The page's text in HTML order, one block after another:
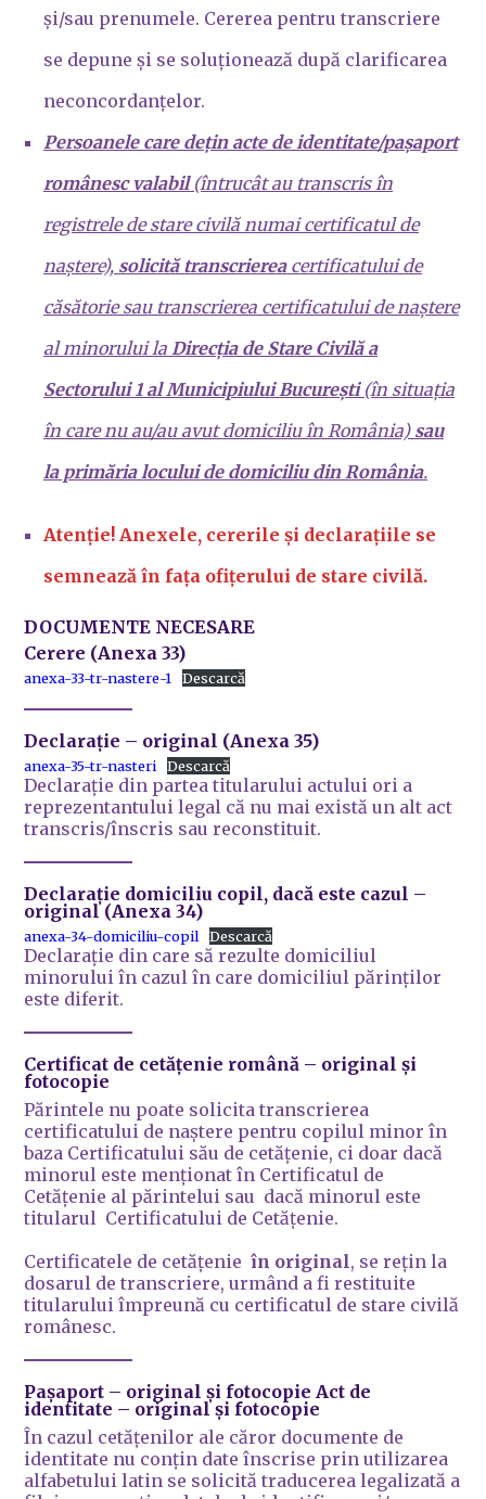
și/sau prenumele. Cererea pentru transcriere
se depune și se soluționează după clarificarea
neconcordanțelor.
Persoanele care dețin acte de identitate/pașaport
românesc valabil(întrucât au transcris în
registrele de stare civilă numai certificatul de
naștere), solicită transcriereacertificatului de
căsătorie sau transcrierea certificatului de naștere
al minorului la Direcția de Stare Civilă a
Sectorului 1 al Municipiului București(în situația
în care nu au/au avut domiciliu în România) sau
la primăria locului de domiciliu din România.
Atenție! Anexele, cererile și declarațiile se
semnează în fața ofițerului de stare civilă.
DOCUMENTE NECESARE
Cerere (Anexa 33)
anexa-33-tr-nastere-1 Descarcă
Declarație – original (Anexa 35)
anexa-35-tr-nasteri Descarcă
Declarație din partea titularului actului ori a
reprezentantului legal că nu mai există un alt act
transcris/înscris sau reconstituit.
Declarație domiciliu copil, dacă este cazul –
original (Anexa 34)
anexa-34-domiciliu-copil Descarcă
Declarație din care să rezulte domiciliul
minorului în cazul în care domiciliul părinților
este diferit.
Certificat de cetățenie română – original și
fotocopie
Părintele nu poate solicita transcrierea
certificatului de naștere pentru copilul minor în
baza Certificatului său de cetățenie, ci doar dacă
minorul este menționat în Certificatul de
Cetățenie al părintelui sau dacă minorul este
titularul Certificatului de Cetățenie.
Certificatele de cetățenieîn original, se rețin la
dosarul de transcriere, urmând a fi restituite
titularului împreună cu certificatul de stare civilă
românesc.
Pașaport – original și fotocopie Act de
identitate – original și fotocopie
În cazul cetățenilor ale căror documente de
identitate nu conțin date înscrise prin utilizarea
alfabetului latin se solicită traducerea legalizată a